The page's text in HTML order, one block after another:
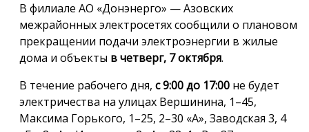
В филиале АО «Донэнерго» — Азовских
межрайонных электросетях сообщили о плановом
прекращении подачи электроэнергии в жилые
дома и объекты в четверг, 7 октября.
В течение рабочего дня, с 9:00 до 17:00 не будет
электричества на улицах Вершинина, 1–45,
Максима Горького, 1–25, 2–30 «А», Заводская 3, 4